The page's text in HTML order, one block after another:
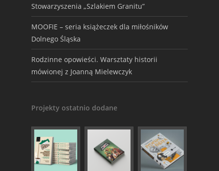
Stowarzyszenia „Szlakiem Granitu”
MOOFIE – seria książeczek dla miłośników
Dolnego Śląska
Rodzinne opowieści. Warsztaty historii
mówionej z Joanną Mielewczyk
Projekty ostatnio dodane